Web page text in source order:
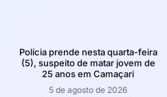
Polícia prende nesta quarta-feira
(5), suspeito de matar jovem de
25 anos em Camaçari
5 de agosto de 2026